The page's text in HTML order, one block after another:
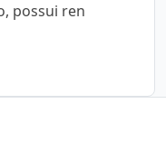
possui ren